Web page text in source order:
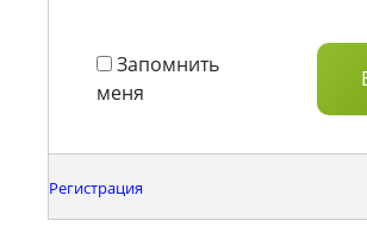
Запомнить
меня
Регистрация